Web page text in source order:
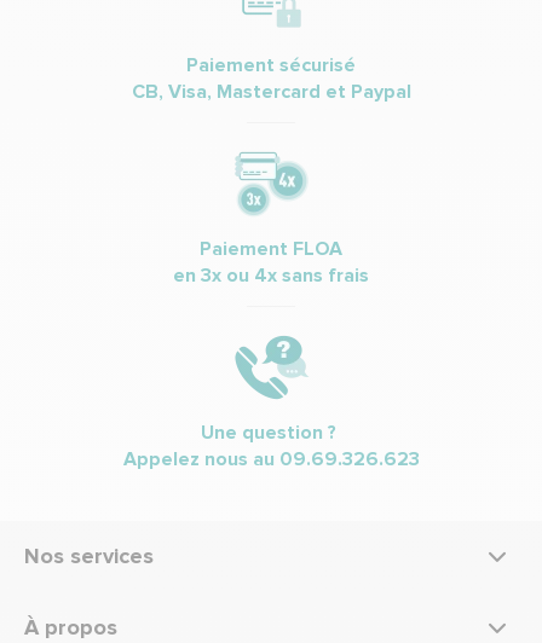
Paiement sécurisé
CB, Visa, Mastercard et Paypal
Paiement FLOA
en 3x ou 4x sans frais
Une question ?
Appelez nous au 09.69.326.623
Nos services
À propos